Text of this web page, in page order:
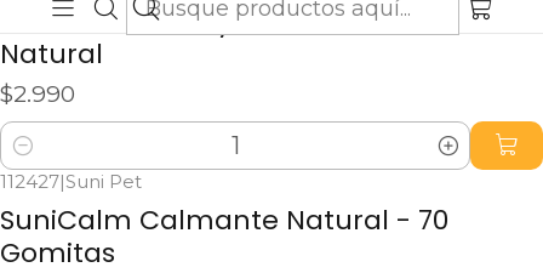
Varitas de Pollo y Salmón Snack 100%
Natural
$2.990
Cantidad
112427|Suni Pet
SuniCalm Calmante Natural - 70
Gomitas